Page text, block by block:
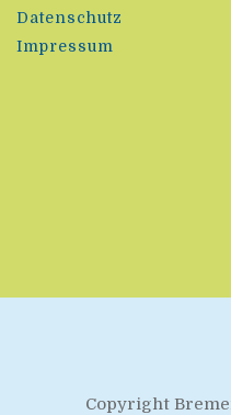
Datenschutz
Impressum
Copyright